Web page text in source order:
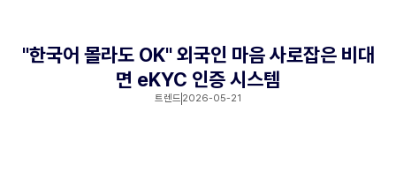
"한국어 몰라도 OK" 외국인 마음 사로잡은 비대
면 eKYC 인증 시스템
트렌드 2026-05-21